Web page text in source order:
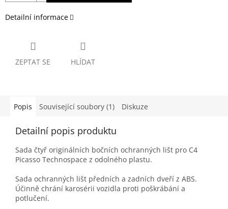
Detailní informace
ZEPTAT SE HLÍDAT
Popis Související soubory (1) Diskuze
Detailní popis produktu
Sada čtyř originálních bočních ochranných lišt pro C4
Picasso Technospace z odolného plastu.
Sada ochranných lišt předních a zadních dveří z ABS.
Účinně chrání karosérii vozidla proti poškrábání a
potlučení.